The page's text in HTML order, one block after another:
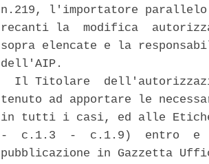
n.219, l'importatore
recanti la  modifica
sopra elencate e la
dell'AIP.
Il Titolare
tenuto ad apportare le
in tutti i casi, ed alle
-  c.1.3  -  c.1.9)  entro  e
pubblicazione in Gazzetta